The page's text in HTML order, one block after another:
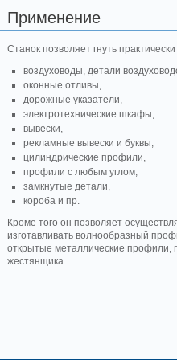
Применение
Станок позволяет гнуть
воздуховоды, детали
оконные отливы,
дорожные указатели,
электротехнические шкафы,
вывески,
рекламные вывески и буквы,
цилиндрические профили,
профили с любым углом,
замкнутые детали,
короба и пр.
Кроме того он позволяет
изготавливать волнообразный
открытые металлические профили,
жестянщика.